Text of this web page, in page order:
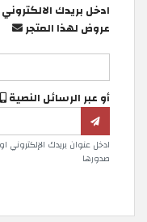
ادخل بريدك
عروض لهذا المتجر
أو عبر الرسائل النصية
ادخل عنوان بريدك
صدورها